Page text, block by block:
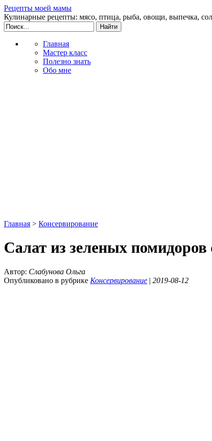
Рецепты моей мамы
Кулинарные рецепты: мясо, птица, рыба, овощи, выпечка,
Главная
Мастер класс
Полезно знать
Обо мне
Главная > Консервирование
Салат из зеленых помидоров
Автор: Слабунова Ольга
Опубликовано в рубрике Консервирование | 2019-08-12